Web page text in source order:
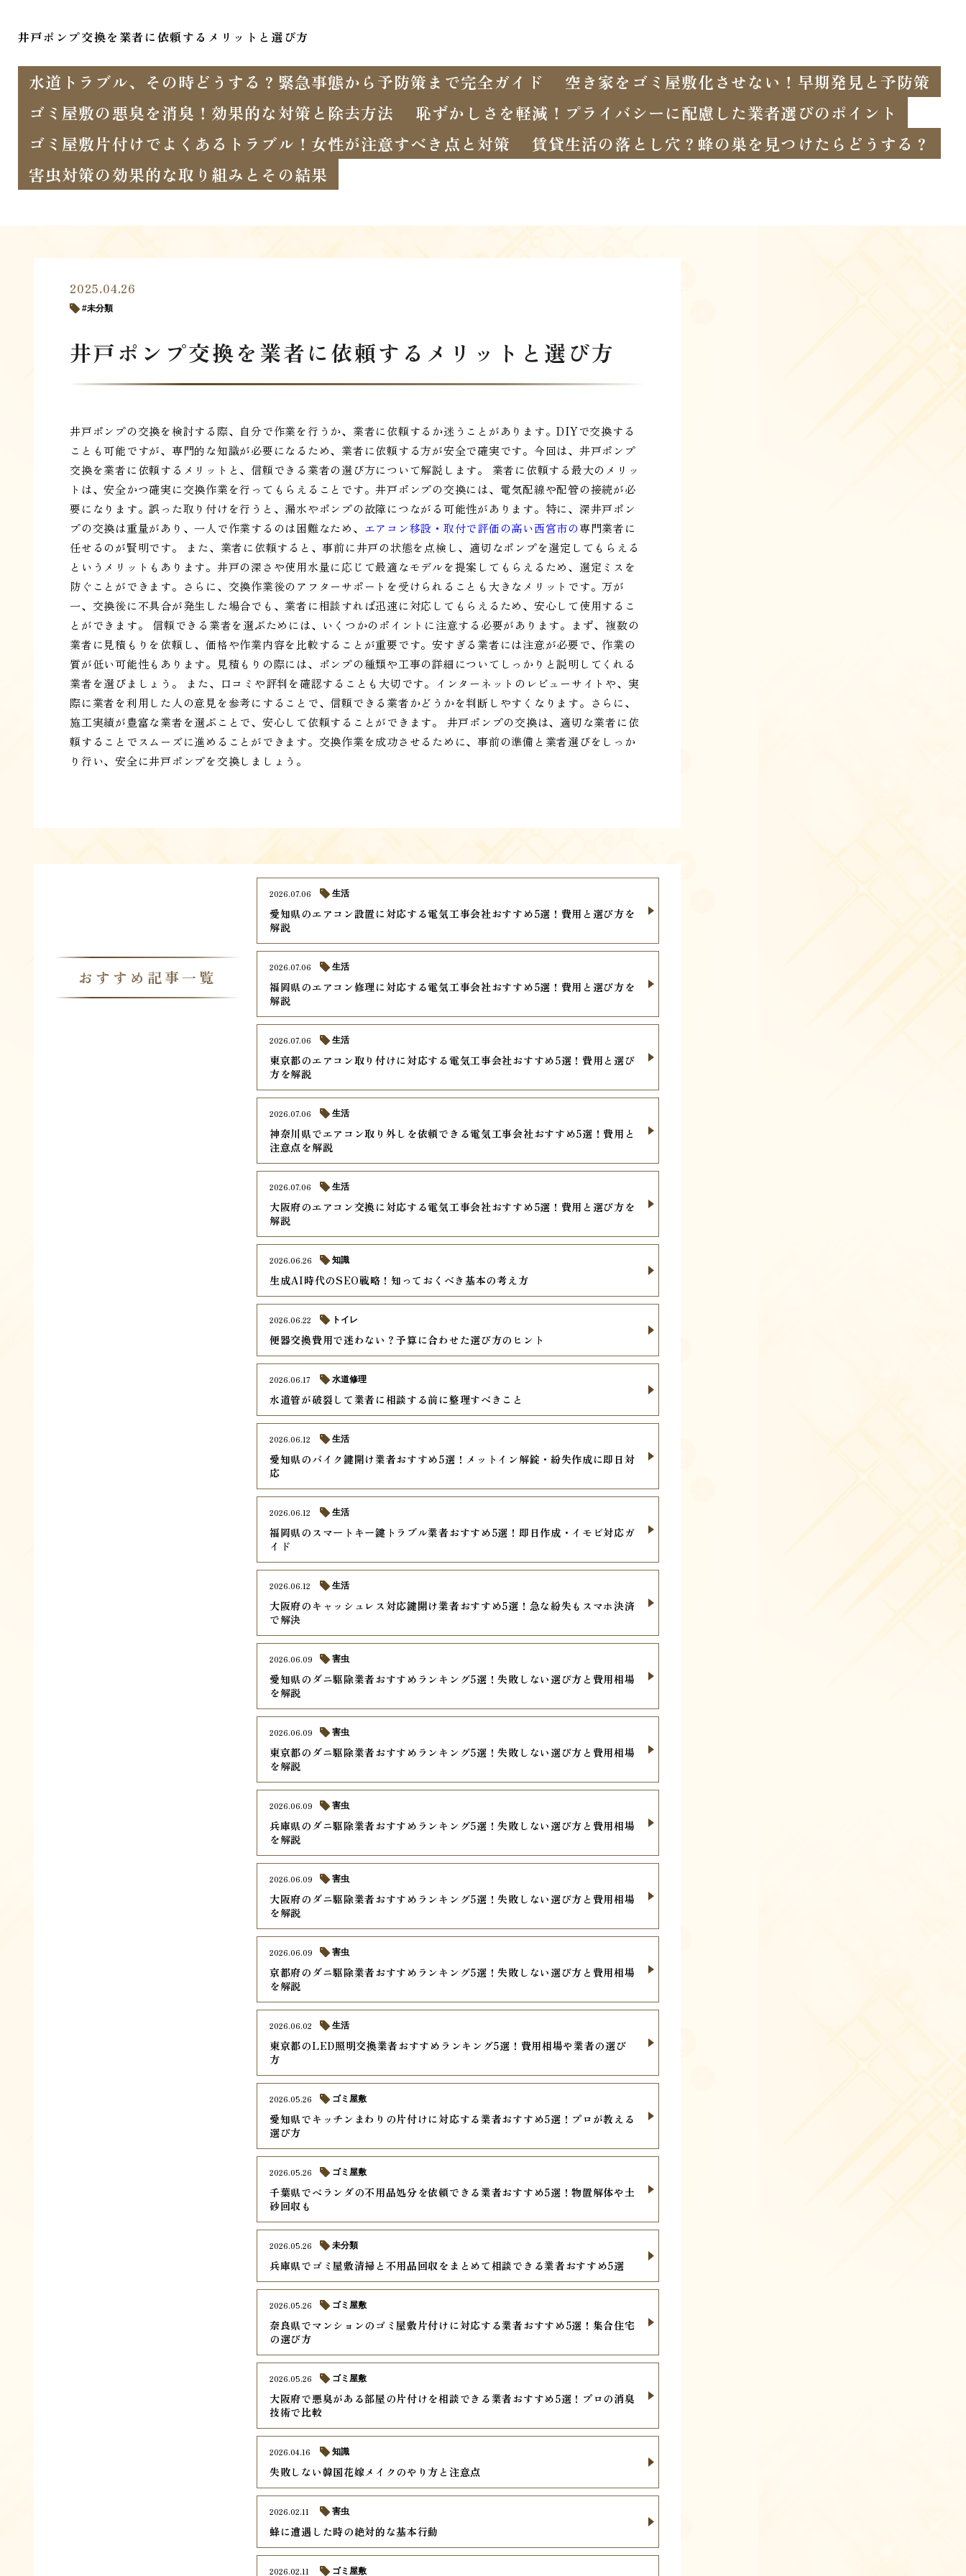
井戸ポンプ交換を業者に依頼するメリットと選び方
水道トラブル、その時どうする？緊急事態から予防策まで完全ガイド
空き家をゴミ屋敷化させない！早期発見と予防策
ゴミ屋敷の悪臭を消臭！効果的な対策と除去方法
恥ずかしさを軽減！プライバシーに配慮した業者選びのポイント
ゴミ屋敷片付けでよくあるトラブル！女性が注意すべき点と対策
賃貸生活の落とし穴？蜂の巣を見つけたらどうする？
害虫対策の効果的な取り組みとその結果
2025.04.26
未分類
井戸ポンプ交換を業者に依頼するメリットと選び方
井戸ポンプの交換を検討する際、自分で作業を行うか、業者に依頼するか迷うことがあります。DIYで交換する
ことも可能ですが、専門的な知識が必要になるため、業者に依頼する方が安全で確実です。今回は、井戸ポンプ
交換を業者に依頼するメリットと、信頼できる業者の選び方について解説します。 業者に依頼する最大のメリッ
トは、安全かつ確実に交換作業を行ってもらえることです。井戸ポンプの交換には、電気配線や配管の接続が必
要になります。誤った取り付けを行うと、漏水やポンプの故障につながる可能性があります。特に、深井戸ポン
プの交換は重量があり、一人で作業するのは困難なため、 エアコン移設・取付で評価の高い西宮市の専門業者に
任せるのが賢明です。 また、業者に依頼すると、事前に井戸の状態を点検し、適切なポンプを選定してもらえる
というメリットもあります。井戸の深さや使用水量に応じて最適なモデルを提案してもらえるため、選定ミスを
防ぐことができます。さらに、交換作業後のアフターサポートを受けられることも大きなメリットです。万が
一、交換後に不具合が発生した場合でも、業者に相談すれば迅速に対応してもらえるため、安心して使用するこ
とができます。 信頼できる業者を選ぶためには、いくつかのポイントに注意する必要があります。まず、複数の
業者に見積もりを依頼し、価格や作業内容を比較することが重要です。安すぎる業者には注意が必要で、作業の
質が低い可能性もあります。見積もりの際には、ポンプの種類や工事の詳細についてしっかりと説明してくれる
業者を選びましょう。 また、口コミや評判を確認することも大切です。インターネットのレビューサイトや、実
際に業者を利用した人の意見を参考にすることで、信頼できる業者かどうかを判断しやすくなります。さらに、
施工実績が豊富な業者を選ぶことで、安心して依頼することができます。 井戸ポンプの交換は、適切な業者に依
頼することでスムーズに進めることができます。交換作業を成功させるために、事前の準備と業者選びをしっか
り行い、安全に井戸ポンプを交換しましょう。
おすすめ記事一覧
愛知県のエアコン設置に対応する電気工事会社おすすめ5選！費用と選び方を
解説
2026.07.06 生活
福岡県のエアコン修理に対応する電気工事会社おすすめ5選！費用と選び方を
解説
2026.07.06 生活
東京都のエアコン取り付けに対応する電気工事会社おすすめ5選！費用と選び
方を解説
2026.07.06 生活
神奈川県でエアコン取り外しを依頼できる電気工事会社おすすめ5選！費用と
注意点を解説
2026.07.06 生活
大阪府のエアコン交換に対応する電気工事会社おすすめ5選！費用と選び方を
解説
2026.07.06 生活
生成AI時代のSEO戦略！知っておくべき基本の考え方
2026.06.26 知識
便器交換費用で迷わない？予算に合わせた選び方のヒント
2026.06.22 トイレ
水道管が破裂して業者に相談する前に整理すべきこと
2026.06.17 水道修理
愛知県のバイク鍵開け業者おすすめ5選！メットイン解錠・紛失作成に即日対
応
2026.06.12 生活
福岡県のスマートキー鍵トラブル業者おすすめ5選！即日作成・イモビ対応ガ
イド
2026.06.12 生活
大阪府のキャッシュレス対応鍵開け業者おすすめ5選！急な紛失もスマホ決済
で解決
2026.06.12 生活
愛知県のダニ駆除業者おすすめランキング5選！失敗しない選び方と費用相場
を解説
2026.06.09 害虫
東京都のダニ駆除業者おすすめランキング5選！失敗しない選び方と費用相場
を解説
2026.06.09 害虫
兵庫県のダニ駆除業者おすすめランキング5選！失敗しない選び方と費用相場
を解説
2026.06.09 害虫
大阪府のダニ駆除業者おすすめランキング5選！失敗しない選び方と費用相場
を解説
2026.06.09 害虫
京都府のダニ駆除業者おすすめランキング5選！失敗しない選び方と費用相場
を解説
2026.06.09 害虫
東京都のLED照明交換業者おすすめランキング5選！費用相場や業者の選び
方
2026.06.02 生活
愛知県でキッチンまわりの片付けに対応する業者おすすめ5選！プロが教える
選び方
2026.05.26 ゴミ屋敷
千葉県でベランダの不用品処分を依頼できる業者おすすめ5選！物置解体や土
砂回収も
2026.05.26 ゴミ屋敷
兵庫県でゴミ屋敷清掃と不用品回収をまとめて相談できる業者おすすめ5選
2026.05.26 未分類
奈良県でマンションのゴミ屋敷片付けに対応する業者おすすめ5選！集合住宅
の選び方
2026.05.26 ゴミ屋敷
大阪府で悪臭がある部屋の片付けを相談できる業者おすすめ5選！プロの消臭
技術で比較
2026.05.26 ゴミ屋敷
失敗しない韓国花嫁メイクのやり方と注意点
2026.04.16 知識
蜂に遭遇した時の絶対的な基本行動
2026.02.11 害虫
2026.02.11 ゴミ屋敷